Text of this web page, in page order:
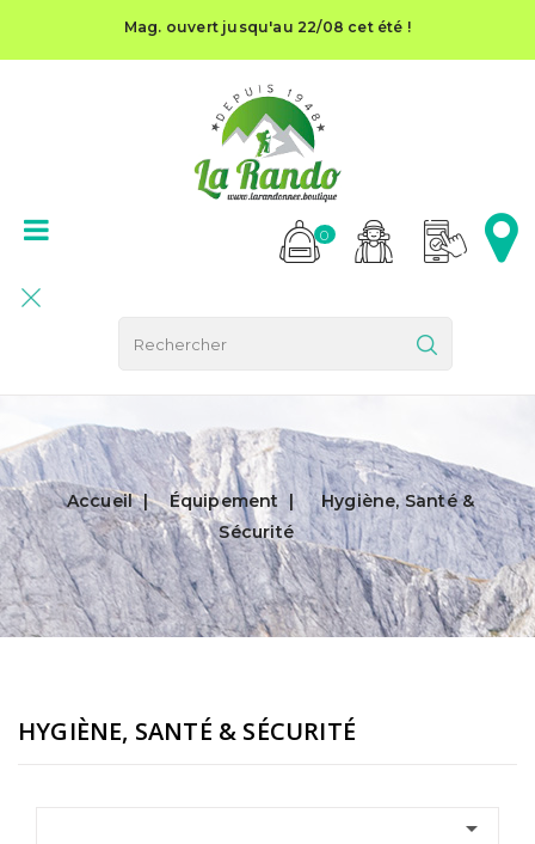
Mag. ouvert jusqu'au 22/08 cet été !
0
Accueil Équipement
Hygiène, Santé &
Sécurité
HYGIÈNE, SANTÉ & SÉCURITÉ
